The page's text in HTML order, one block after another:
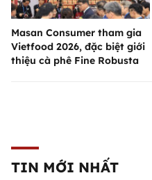
Masan Consumer tham gia
Vietfood 2026, đặc biệt giới
thiệu cà phê Fine Robusta
TIN MỚI NHẤT